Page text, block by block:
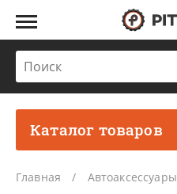
Каталог товаров
Главная Автоаксессуары